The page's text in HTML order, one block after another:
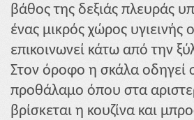
βάθος της δεξιάς πλευράς
ένας μικρός χώρος υγιεινής
επικοινωνεί κάτω από την
Στον όροφο η σκάλα οδηγεί
προθάλαμο όπου στα
βρίσκεται η κουζίνα και